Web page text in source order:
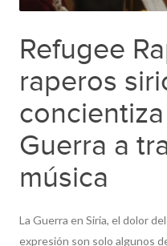
Refugee
raperos
Guerra a
música
La Guerra en Siria, el dolor
expresión son solo algunos